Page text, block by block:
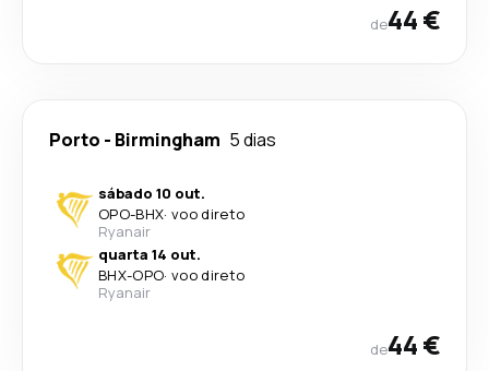
de44 €
Porto - Birmingham 5 dias
sábado 10 out.
OPO-BHX· voo direto
Ryanair
quarta 14 out.
BHX-OPO· voo direto
Ryanair
de44 €